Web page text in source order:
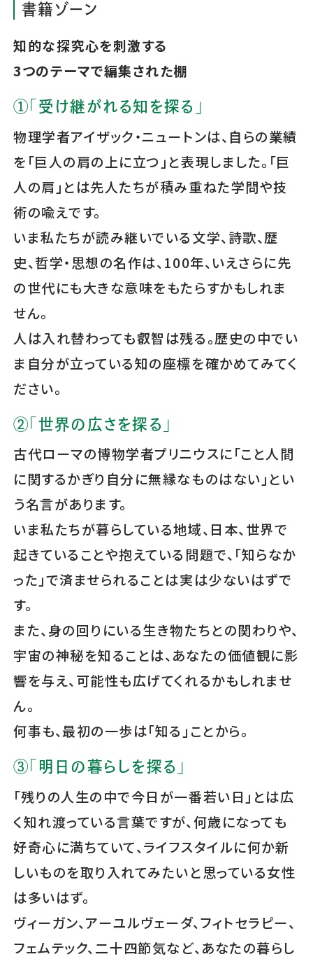
書籍ゾーン
知的な探究心を刺激する
3つのテーマで編集された棚
①「受け継がれる知を探る」
物理学者アイザック・ニュートンは、自らの業績
を「巨人の肩の上に立つ」と表現しました。「巨
人の肩」とは先人たちが積み重ねた学問や技
術の喩えです。
いま私たちが読み継いでいる文学、詩歌、歴
史、哲学・思想の名作は、100年、いえさらに先
の世代にも大きな意味をもたらすかもしれま
せん。
人は入れ替わっても叡智は残る。歴史の中でい
ま自分が立っている知の座標を確かめてみてく
ださい。
②「世界の広さを探る」
古代ローマの博物学者プリニウスに「こと人間
に関するかぎり自分に無縁なものはない」とい
う名言があります。
いま私たちが暮らしている地域、日本、世界で
起きていることや抱えている問題で、「知らなか
った」で済ませられることは実は少ないはずで
す。
また、身の回りにいる生き物たちとの関わりや、
宇宙の神秘を知ることは、あなたの価値観に影
響を与え、可能性も広げてくれるかもしれませ
ん。
何事も、最初の一歩は「知る」ことから。
③「明日の暮らしを探る」
「残りの人生の中で今日が一番若い日」とは広
く知れ渡っている言葉ですが、何歳になっても
好奇心に満ちていて、ライフスタイルに何か新
しいものを取り入れてみたいと思っている女性
は多いはず。
ヴィーガン、アーユルヴェーダ、フィトセラピー、
フェムテック、二十四節気など、あなたの暮らし